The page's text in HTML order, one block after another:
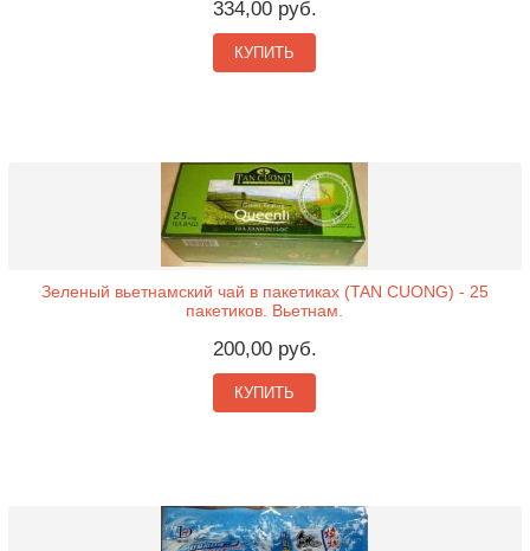
334,00 руб.
КУПИТЬ
Зеленый вьетнамский чай в пакетиках (TAN CUONG) - 25
пакетиков. Вьетнам.
200,00 руб.
КУПИТЬ